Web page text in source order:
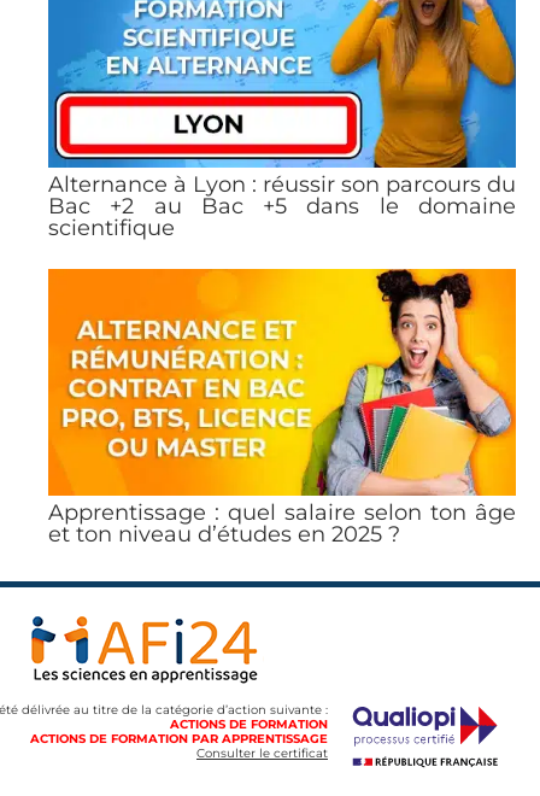
Alternance à Lyon : réussir son parcours du
Bac +2 au Bac +5 dans le domaine
scientifique
Apprentissage : quel salaire selon ton âge
et ton niveau d’études en 2025 ?
délivrée au titre de la catégorie d’action suivante :
ACTIONS DE FORMATION
ACTIONS DE FORMATION PAR APPRENTISSAGE
Consulter le certificat